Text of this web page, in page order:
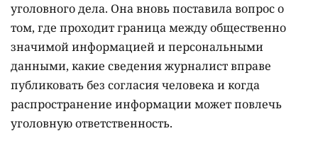
уголовного дела. Она вновь поставила вопрос о
том, где проходит граница между общественно
значимой информацией и персональными
данными, какие сведения журналист вправе
публиковать без согласия человека и когда
распространение информации может повлечь
уголовную ответственность.